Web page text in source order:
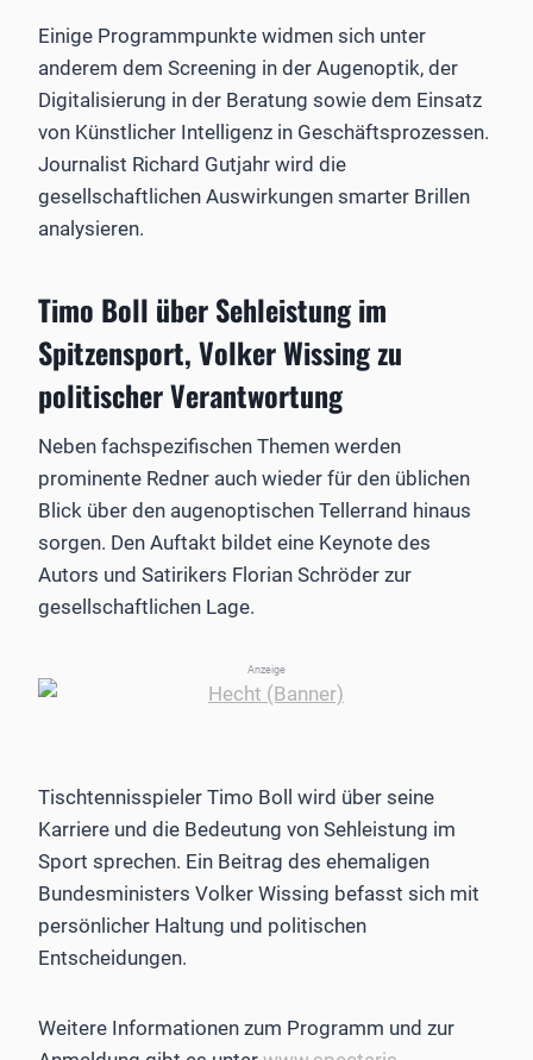
Einige Programmpunkte widmen sich unter
anderem dem Screening in der Augenoptik, der
Digitalisierung in der Beratung sowie dem Einsatz
von Künstlicher Intelligenz in Geschäftsprozessen.
Journalist Richard Gutjahr wird die
gesellschaftlichen Auswirkungen smarter Brillen
analysieren.
Timo Boll über Sehleistung im
Spitzensport, Volker Wissing zu
politischer Verantwortung
Neben fachspezifischen Themen werden
prominente Redner auch wieder für den üblichen
Blick über den augenoptischen Tellerrand hinaus
sorgen. Den Auftakt bildet eine Keynote des
Autors und Satirikers Florian Schröder zur
gesellschaftlichen Lage.
Anzeige
Tischtennisspieler Timo Boll wird über seine
Karriere und die Bedeutung von Sehleistung im
Sport sprechen. Ein Beitrag des ehemaligen
Bundesministers Volker Wissing befasst sich mit
persönlicher Haltung und politischen
Entscheidungen.
Weitere Informationen zum Programm und zur